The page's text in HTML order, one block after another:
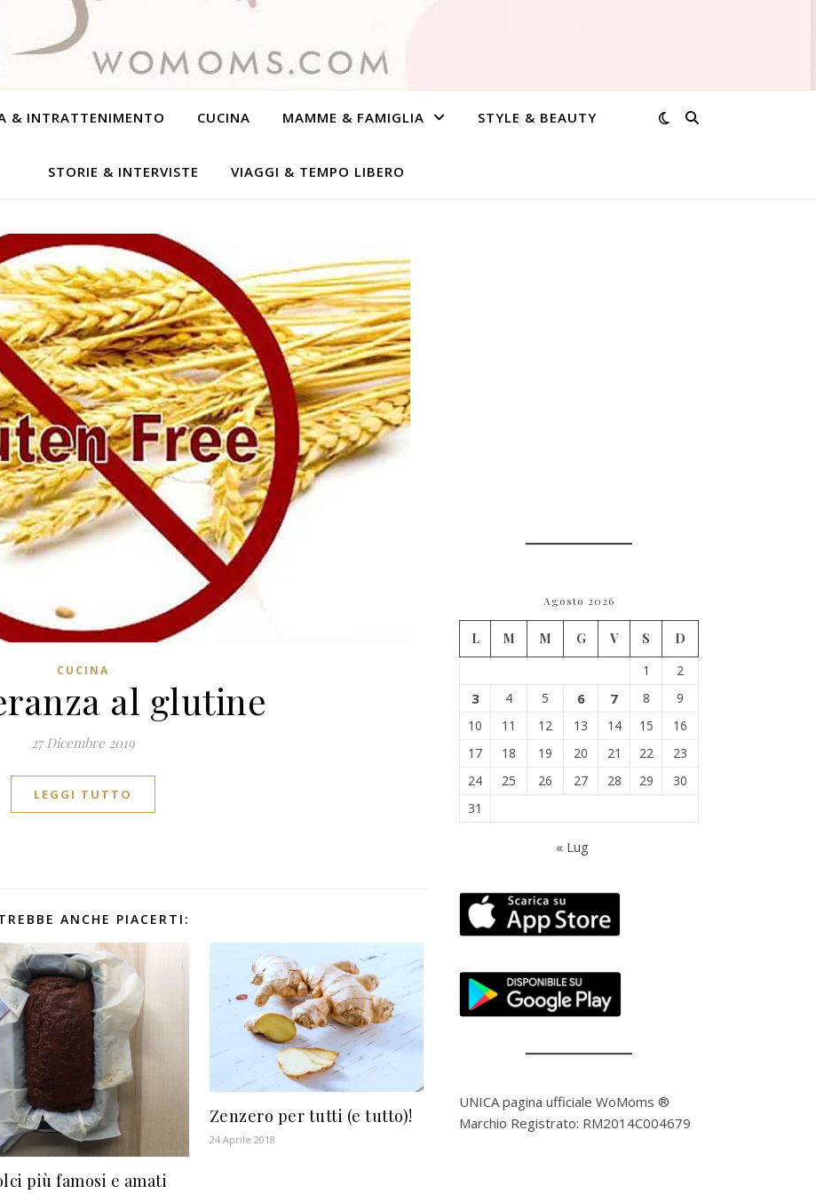
& INTRATTENIMENTO CUCINA MAMME & FAMIGLIA STYLE & BEAUTY
STORIE & INTERVISTE VIAGGI & TEMPO LIBERO
CUCINA
al glutine
27 Dicembre 2019
LEGGI TUTTO
ANCHE PIACERTI:
più famosi e amati
Zenzero per tutti (e tutto)!
24 Aprile 2018
Agosto 2026
L M M G V S
D
1
2
3 4 5 6 7 8
9
10
11 12 13 14 15
16
17
18 19 20 21 22
23
24
25 26 27 28 29
30
31
« Lug
UNICA pagina ufficiale WoMoms ®
Marchio Registrato: RM2014C004679